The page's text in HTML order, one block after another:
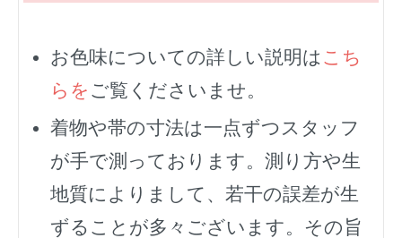
お色味についての詳しい説明は こち
らを ご覧くださいませ。
着物や帯の寸法は一点ずつスタッフ
が手で測っております。測り方や生
地質によりまして、若干の誤差が生
ずることが多々ございます。その旨